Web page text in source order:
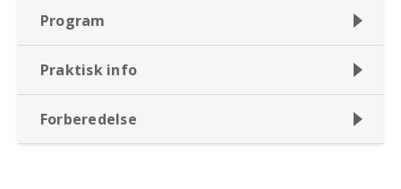
Program
Praktisk info
Forberedelse